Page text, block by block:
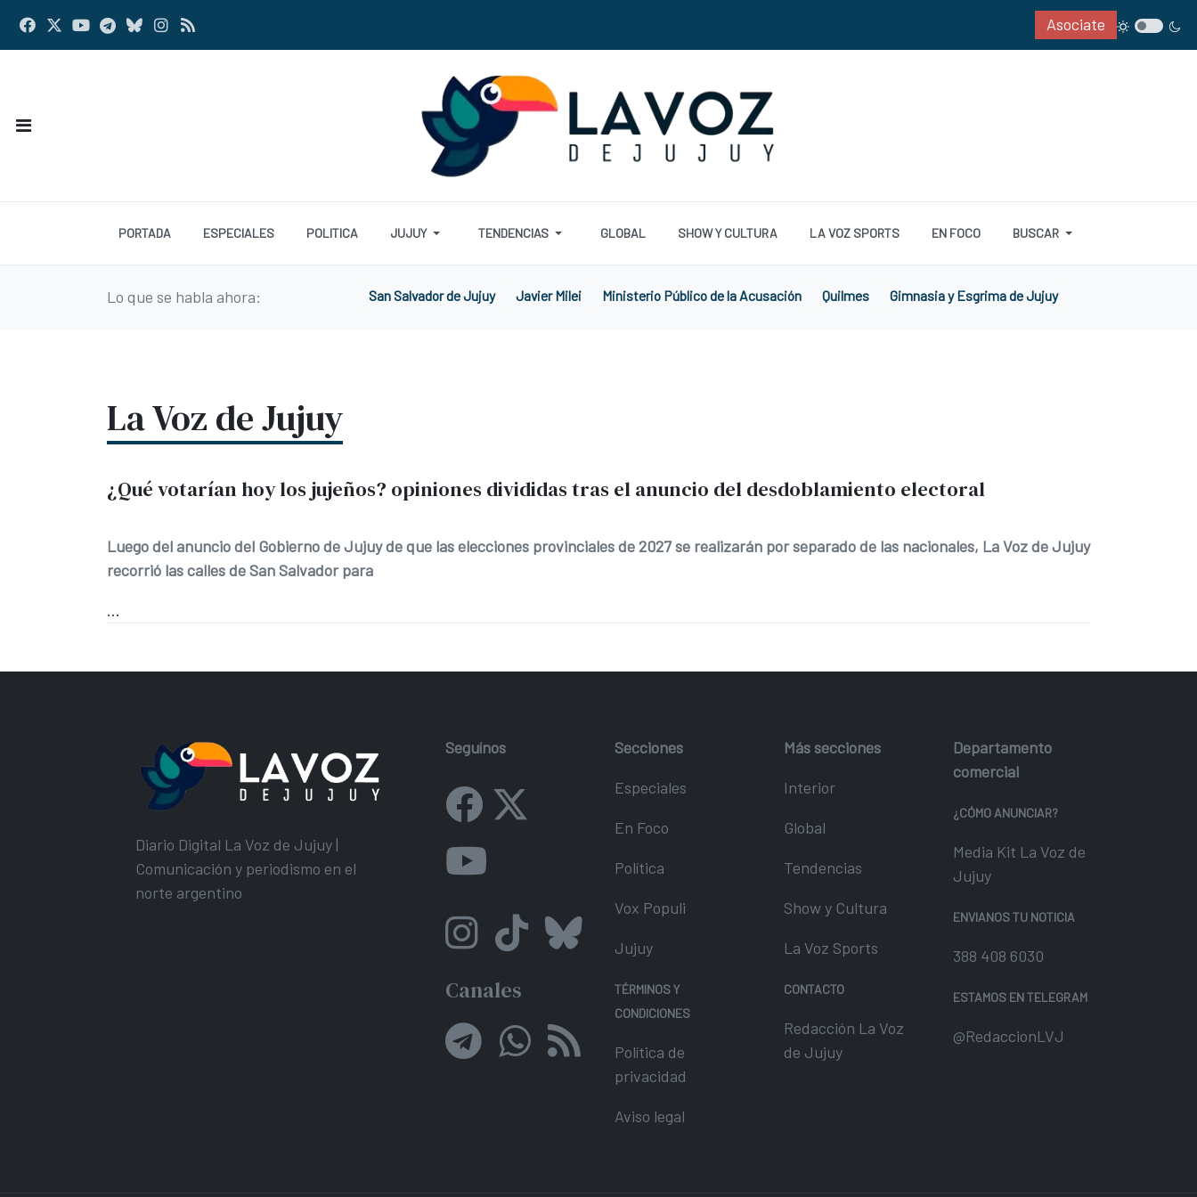
Asociate
PORTADA ESPECIALES POLITICA JUJUY TENDENCIAS GLOBAL SHOW Y CULTURA LA VOZ SPORTS EN FOCO BUSCAR
Lo que se habla ahora: San Salvador de Jujuy Javier Milei Ministerio Público de la Acusación Quilmes Gimnasia y Esgrima de Jujuy
La Voz de Jujuy
¿Qué votarían hoy los jujeños? opiniones divididas tras el anuncio del desdoblamiento electoral
Luego del anuncio del Gobierno de Jujuy de que las elecciones provinciales de 2027 se realizarán por separado de las nacionales, La Voz de Jujuy
recorrió las calles de San Salvador para
...
Diario Digital La Voz de Jujuy |
Comunicación y periodismo en el
norte argentino
Seguínos
Canales
Secciones
Especiales
En Foco
Política
Vox Populi
Jujuy
TÉRMINOS Y
CONDICIONES
Política de
privacidad
Aviso legal
Más secciones
Interior
Global
Tendencias
Show y Cultura
La Voz Sports
CONTACTO
Redacción La Voz
de Jujuy
Departamento
comercial
¿CÓMO ANUNCIAR?
Media Kit La Voz de
Jujuy
ENVIANOS TU NOTICIA
388 408 6030
ESTAMOS EN TELEGRAM
@RedaccionLVJ